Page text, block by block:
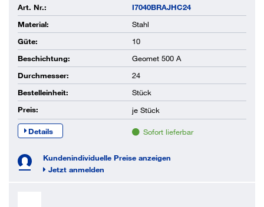
Art. Nr.:
I7040BRAJHC24
Material:
Stahl
Güte:
10
Beschichtung:
Geomet 500 A
Durchmesser:
24
Bestelleinheit:
Stück
Preis:
je Stück
Details Sofort lieferbar
Kundenindividuelle Preise anzeigen
Jetzt anmelden